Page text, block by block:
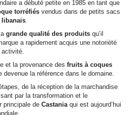
a débuté petite en 1985 en tant que
torréfiés vendus dans de petits sacs
libanais
grande qualité des produits qu’il
a rapidement acquis une notoriété
et la provenance des fruits à coques
devenue la référence dans le domaine.
de la réception de la marchandise
par la transformation et le
principale de Castania qui est aujourd’hui